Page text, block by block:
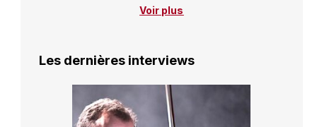
Voir plus
Les dernières interviews